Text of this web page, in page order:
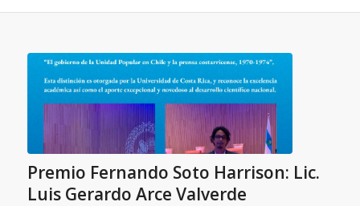
Premio Fernando Soto Harrison: Lic.
Luis Gerardo Arce Valverde